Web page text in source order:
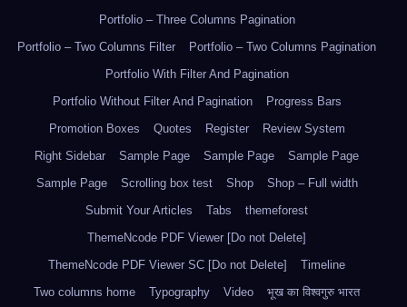
Portfolio – Three Columns Pagination
Portfolio – Two Columns Filter
Portfolio – Two Columns Pagination
Portfolio With Filter And Pagination
Portfolio Without Filter And Pagination
Progress Bars
Promotion Boxes
Quotes Register
Review System
Right Sidebar
Sample Page Sample Page
Sample Page
Sample Page
Scrolling box test Shop
Shop – Full width
Submit Your Articles
Tabs
themeforest
ThemeNcode PDF Viewer [Do not Delete]
ThemeNcode PDF Viewer SC [Do not Delete]
Timeline
Two columns home
Typography Video भूख का विश्वगुरु भारत